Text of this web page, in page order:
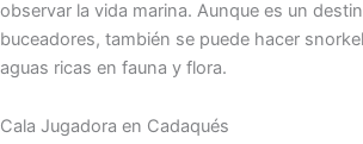
observar la vida marina. Aunque es un
buceadores, también se puede hacer
aguas ricas en fauna y flora.
Cala Jugadora en Cadaqués